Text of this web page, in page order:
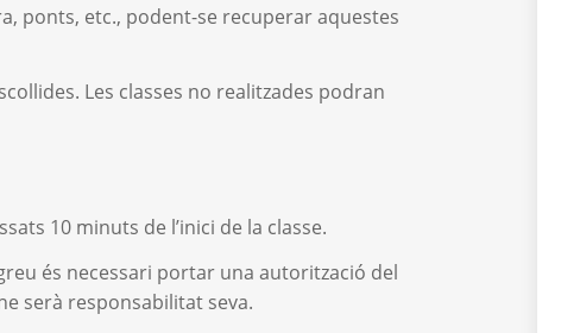
ponts, etc., podent-se recuperar aquestes
Les classes no realitzades podran
10 minuts de l’inici de la classe.
és necessari portar una autorització del
serà responsabilitat seva.